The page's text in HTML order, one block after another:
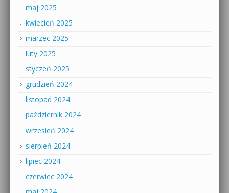
maj 2025
kwiecień 2025
marzec 2025
luty 2025
styczeń 2025
grudzień 2024
listopad 2024
październik 2024
wrzesień 2024
sierpień 2024
lipiec 2024
czerwiec 2024